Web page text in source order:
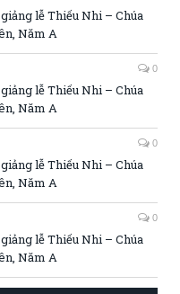
lễ Thiếu Nhi – Chúa
Năm A
0
lễ Thiếu Nhi – Chúa
Năm A
0
lễ Thiếu Nhi – Chúa
Năm A
0
lễ Thiếu Nhi – Chúa
Năm A